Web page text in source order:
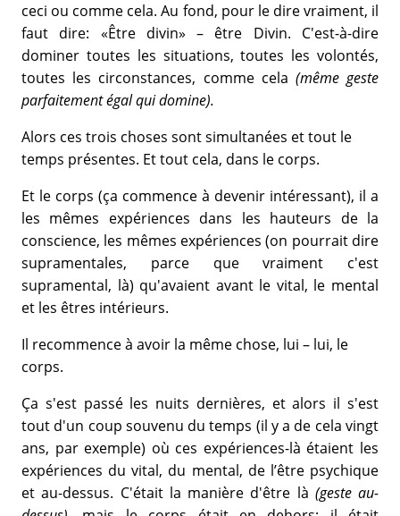
ceci ou comme cela. Au fond, pour le dire vraiment, il
faut dire: «Être divin» – être Divin. C'est-à-dire
dominer toutes les situations, toutes les volontés,
toutes les circonstances, comme cela (même geste
parfaitement égal qui domine).
Alors ces trois choses sont simultanées et tout le
temps présentes. Et tout cela, dans le corps.
Et le corps (ça commence à devenir intéressant), il a
les mêmes expériences dans les hauteurs de la
conscience, les mêmes expériences (on pourrait dire
supramentales, parce que vraiment c'est
supramental, là) qu'avaient avant le vital, le mental
et les êtres intérieurs.
Il recommence à avoir la même chose, lui – lui, le
corps.
Ça s'est passé les nuits dernières, et alors il s'est
tout d'un coup souvenu du temps (il y a de cela vingt
ans, par exemple) où ces expériences-là étaient les
expériences du vital, du mental, de l’être psychique
et au-dessus. C'était la manière d'être là (geste au-